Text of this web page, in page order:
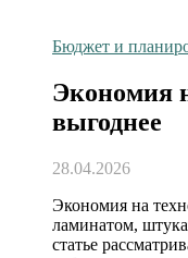
Бюджет и
Экономия
выгоднее
28.04.2026
Экономия на технологиях отделки — частая цель при ремонте жилья и коммерческих помещений. Выбор между
ламинатом,
статье